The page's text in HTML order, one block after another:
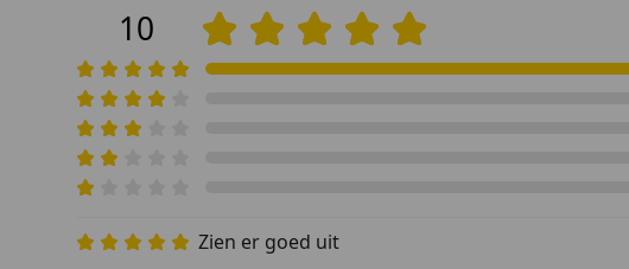
10
Zien er goed uit